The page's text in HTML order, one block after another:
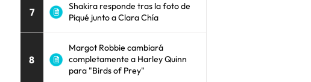
7
Shakira responde tras la foto de
Piqué junto a Clara Chía
8
Margot Robbie cambiará
completamente a Harley Quinn
para "Birds of Prey"